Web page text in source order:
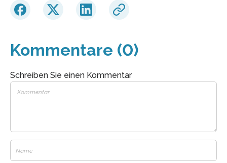
Kommentare (0)
Schreiben Sie einen Kommentar